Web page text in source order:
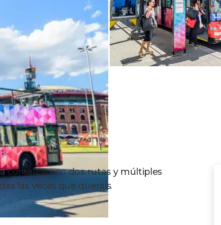
contaréis condos rutas y múltiples
las veces que queráis.